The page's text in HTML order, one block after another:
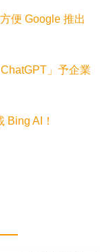
便 Google 推出
」予企業
Bing AI！